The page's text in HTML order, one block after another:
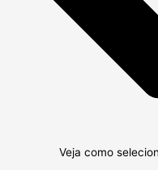
Veja como